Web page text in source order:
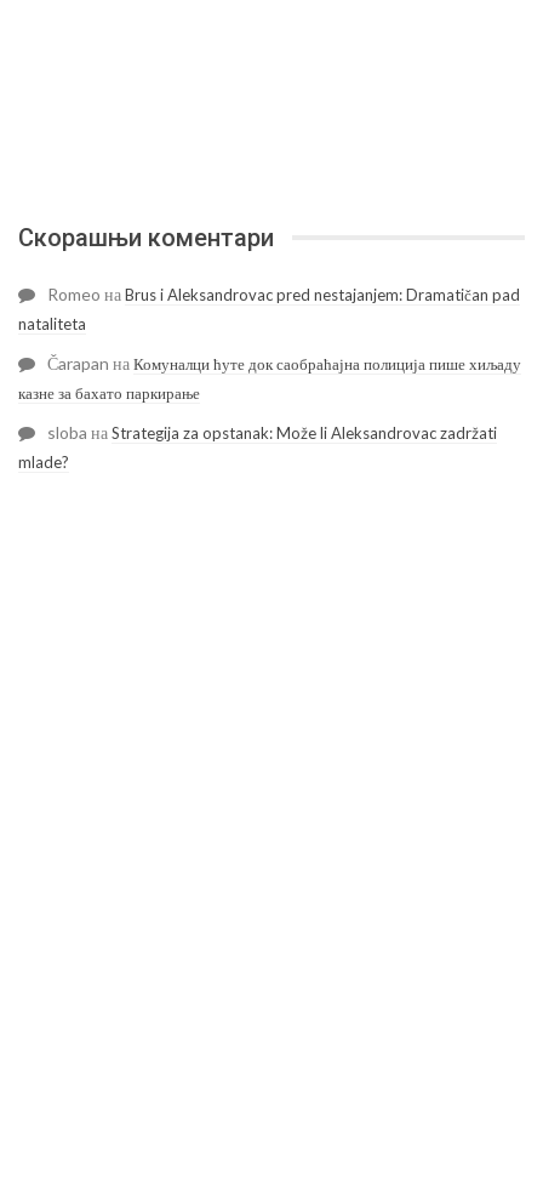
Скорашњи коментари
Romeo наBrus i Aleksandrovac pred nestajanjem: Dramatičan pad
nataliteta
Čarapan наКомуналци ћуте док саобраћајна полиција пише хиљаду
казне за бахато паркирање
sloba наStrategija za opstanak: Može li Aleksandrovac zadržati
mlade?